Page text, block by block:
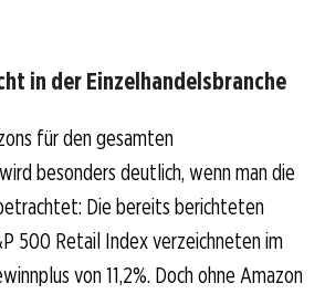
in der Einzelhandelsbranche
für den gesamten
besonders deutlich, wenn man die
Die bereits berichteten
500 Retail Index verzeichneten im
von 11,2%. Doch ohne Amazon